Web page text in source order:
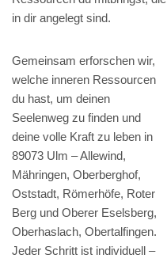
in dir angelegt sind.
Gemeinsam erforschen wir,
welche inneren Ressourcen
du hast, um deinen
Seelenweg zu finden und
deine volle Kraft zu leben in
89073 Ulm – Allewind,
Mähringen, Oberberghof,
Oststadt, Römerhöfe, Roter
Berg und Oberer Eselsberg,
Oberhaslach, Obertalfingen.
Jeder Schritt ist individuell –